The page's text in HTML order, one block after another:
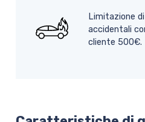
Limitazione
accidentali
cliente 500€.